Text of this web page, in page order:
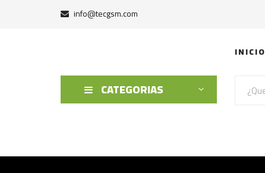
info@tecgsm.com
INICIO
CATEGORIAS